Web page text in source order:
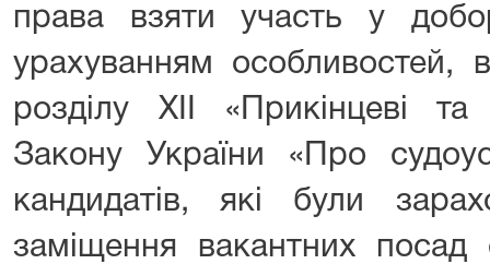
права взяти участь у
урахуванням особливостей,
розділу XII «Прикінцеві та
Закону України «Про
кандидатів, які були
заміщення вакантних посад